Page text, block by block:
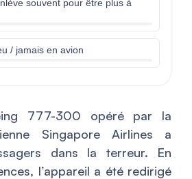
souvent pour être plus à
/ jamais en avion
777-300 opéré par la
Singapore Airlines a
dans la terreur. En
l’appareil a été redirigé